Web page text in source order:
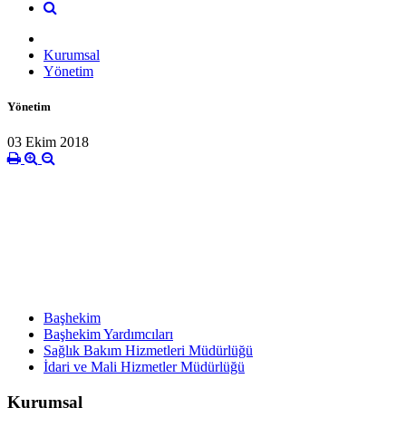
Kurumsal
Yönetim
Yönetim
03 Ekim 2018
Başhekim
Başhekim Yardımcıları
Sağlık Bakım Hizmetleri Müdürlüğü
İdari ve Mali Hizmetler Müdürlüğü
Kurumsal